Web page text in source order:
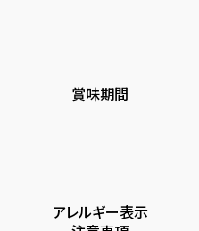
賞味期間
アレルギー表示